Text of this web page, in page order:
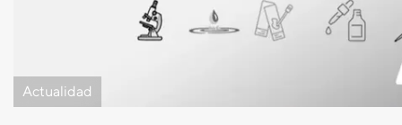
Actualidad